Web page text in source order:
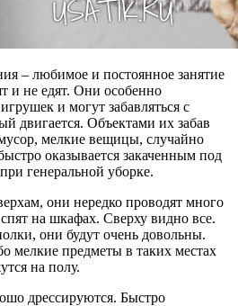
– любимое и постоянное занятие
и не едят. Они особенно
и могут забавляться с
двигается. Объектами их забав
мелкие вещицы, случайно
оказывается закаченным под
генеральной уборке.
они нередко проводят много
на шкафах. Сверху видно все.
они будут очень довольны.
мелкие предметы в таких местах
на полу.
дрессируются. Быстро